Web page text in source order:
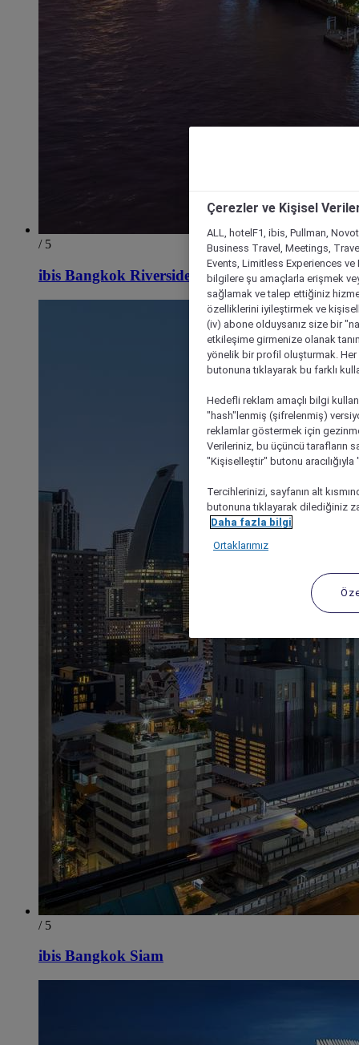
/ 5
ibis Bangkok Riverside
/ 5
ibis Bangkok Siam
Çerezler ve Kişisel
ALL, hotelF1, ibis, Pullman,
Business Travel, Meetings,
Events, Limitless Experiences
bilgilere şu amaçlarla erişmek
sağlamak ve talep ettiğiniz
özelliklerini iyileştirmek ve
(iv) abone olduysanız size bir
etkileşime girmenize olanak
yönelik bir profil oluşturmak.
butonuna tıklayarak bu farklı
Hedefli reklam amaçlı bilgi
"hash"lenmiş (şifrelenmiş)
reklamlar göstermek için
Verileriniz, bu üçüncü tarafların
"Kişiselleştir" butonu
Tercihlerinizi, sayfanın alt
butonuna tıklayarak dilediğiniz
Daha fazla bilgi
Ortaklarımız